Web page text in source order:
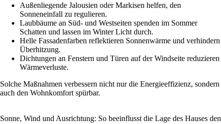
Außenliegende Jalousien oder Markisen helfen, den
Sonneneinfall zu regulieren.
Laubbäume an Süd- und Westseiten spenden im Sommer
Schatten und lassen im Winter Licht durch.
Helle Fassadenfarben reflektieren Sonnenwärme und verhindern
Überhitzung.
Dichtungen an Fenstern und Türen auf der Windseite reduzieren
Wärmeverluste.
Solche Maßnahmen verbessern nicht nur die Energieeffizienz, sondern
auch den Wohnkomfort spürbar.
Sonne, Wind und Ausrichtung: So beeinflusst die Lage des Hauses den